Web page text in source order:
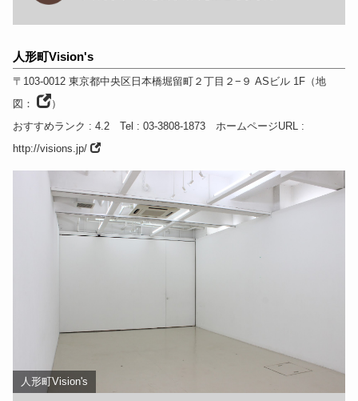
人形町Vision's
〒103-0012 東京都中央区日本橋堀留町２丁目２−９ ASビル 1F（地
図：
）
おすすめランク : 4.2 Tel : 03-3808-1873 ホームページURL:
http://visions.jp/
人形町Vision's